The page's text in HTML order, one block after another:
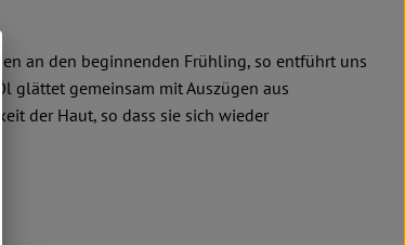
an den beginnenden Frühling, so entführt uns
glättet gemeinsam mit Auszügen aus
der Haut, so dass sie sich wieder